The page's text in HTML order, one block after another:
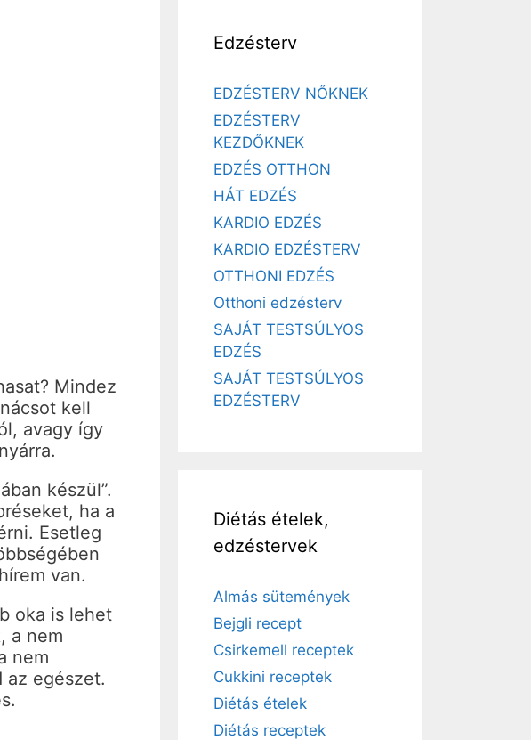
Mindez
kell
avagy így
készül”.
ha a
Esetleg
van.
oka is lehet
a nem
nem
az egészet.
Edzésterv
EDZÉSTERV NŐKNEK
EDZÉSTERV
KEZDŐKNEK
EDZÉS OTTHON
HÁT EDZÉS
KARDIO EDZÉS
KARDIO EDZÉSTERV
OTTHONI EDZÉS
Otthoni edzésterv
SAJÁT TESTSÚLYOS
EDZÉS
SAJÁT TESTSÚLYOS
EDZÉSTERV
Diétás ételek,
edzéstervek
Almás sütemények
Bejgli recept
Csirkemell receptek
Cukkini receptek
Diétás ételek
Diétás receptek